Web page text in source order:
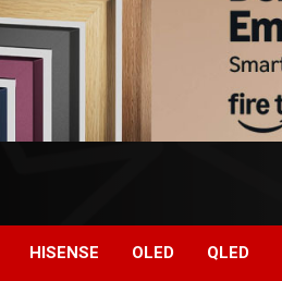
HISENSE OLED QLED